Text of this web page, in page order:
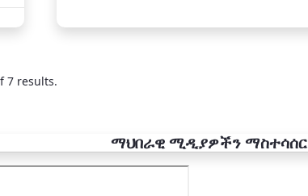
7 results.
ማህበራዊ ሚዲያዎችን ማስተሳሰር